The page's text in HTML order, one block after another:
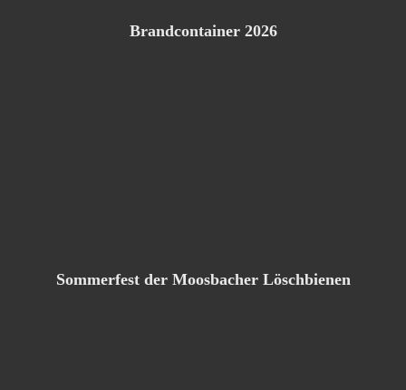
Brandcontainer 2026
Sommerfest der Moosbacher Löschbienen